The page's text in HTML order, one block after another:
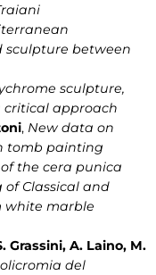
sculpture between
sculpture,
critical approach
, New data on
tomb painting
the cera punica
Classical and
white marble
Grassini, A. Laino, M.
del